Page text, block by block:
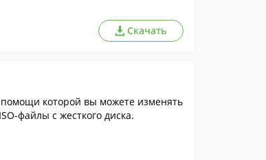
Скачать
файлы с жесткого диска.